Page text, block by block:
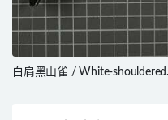
白肩黑山雀 / White-shouldered